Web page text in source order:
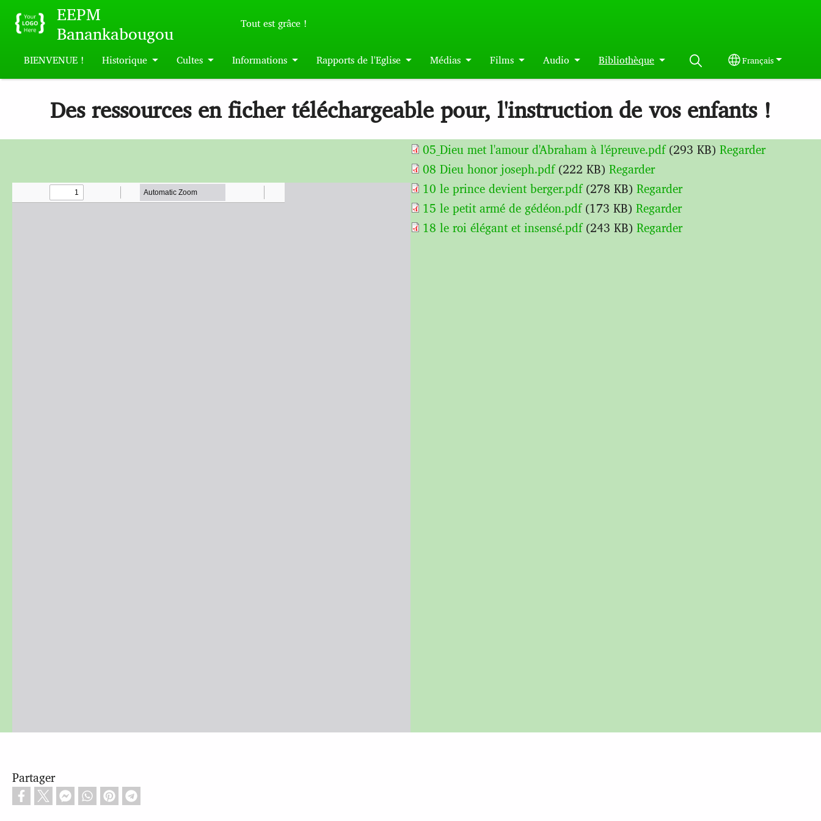
Skip to main content
EEPM
Banankabougou
Tout est grâce !
BIENVENUE ! Historique Cultes Informations Rapports de l'Eglise Médias Films Audio Bibliothèque Select your
Français
Des ressources en ficher téléchargeable pour, l'instruction de vos enfants !
05_Dieu met l'amour d'Abraham à l'épreuve.pdf(293 KB) Regarder
08 Dieu honor joseph.pdf(222 KB) Regarder
10 le prince devient berger.pdf(278 KB) Regarder
15 le petit armé de gédéon.pdf(173 KB) Regarder
18 le roi élégant et insensé.pdf(243 KB) Regarder
Partager